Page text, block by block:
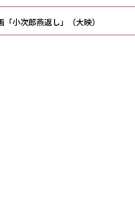
「小次郎燕返し」（大映）